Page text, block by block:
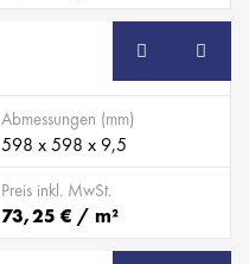
SB
Abmessungen (mm)
598 x 598 x 9,5
Preis inkl. MwSt.
73,25 € / m²